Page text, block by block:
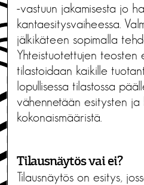
-vastuun jakamisesta jo
kantaesitysvaiheessa.
jälkikäteen sopimalla
Yhteistuotettujen teosten
tilastoidaan kaikille
lopullisessa tilastossa
vähennetään esitysten ja
kokonaismääristä.
Tilausnäytös vai ei?
Tilausnäytös on esitys,